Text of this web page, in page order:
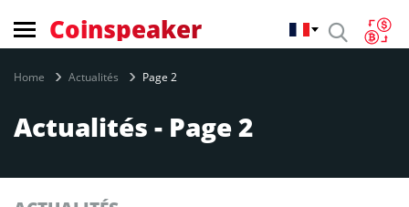
Coinspeaker
Home Actualités Page 2
Actualités - Page 2